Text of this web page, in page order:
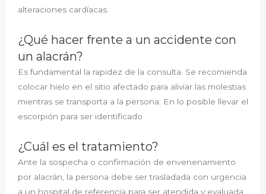
alteraciones cardíacas.
¿Qué hacer frente a un accidente con
un alacrán?
Es fundamental la rapidez de la consulta. Se recomienda
colocar hielo en el sitio afectado para aliviar las molestias
mientras se transporta a la persona. En lo posible llevar el
escorpión para ser identificado
¿Cuál es el tratamiento?
Ante la sospecha o confirmación de envenenamiento
por alacrán, la persona debe ser trasladada con urgencia
a un hospital de referencia para ser atendida y evaluada